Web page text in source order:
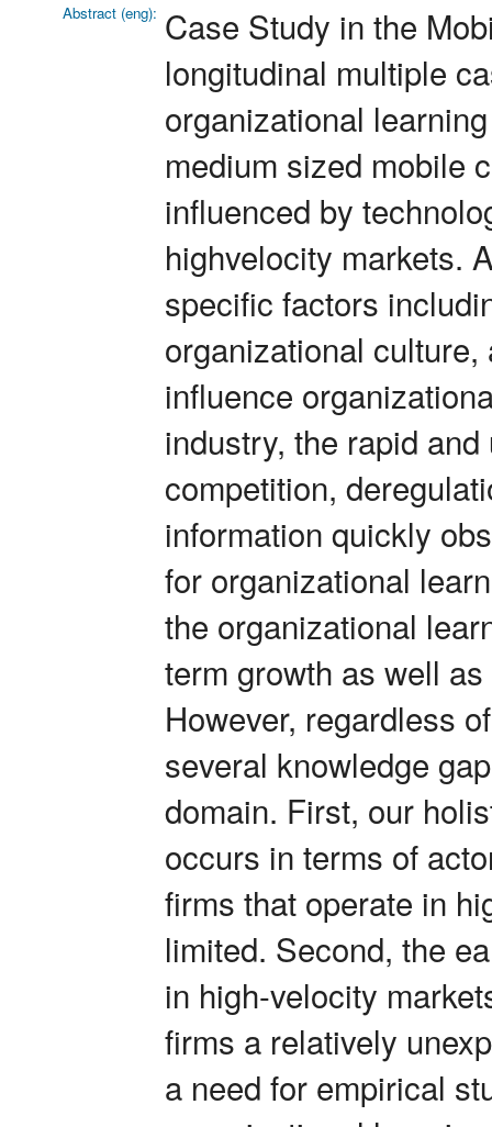
Abstract (eng): Case Study in the
longitudinal multiple
organizational
medium sized mobile
influenced by
highvelocity markets.
specific factors
organizational
influence
industry, the rapid
competition,
information quickly
for organizational
the organizational
term growth as well
However, regardless
several knowledge
domain. First, our
occurs in terms of
firms that operate in
limited. Second, the
in high-velocity
firms a relatively
a need for empirical